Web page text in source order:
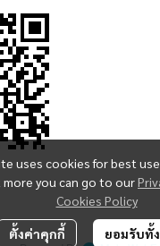
uses cookies for best
you can go to our
Cookies Policy
ตั้งค่าคุกกี้ ยอมรับทั้
| All Rights Reserved |